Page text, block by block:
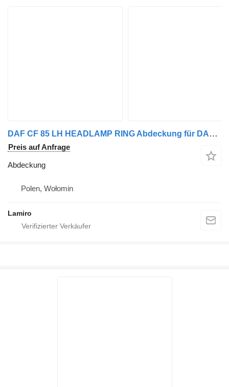
DAF CF 85 LH HEADLAMP RING Abdeckung für DAF CF 85 LKW
Preis auf Anfrage
Abdeckung
Polen, Wołomin
Lamiro